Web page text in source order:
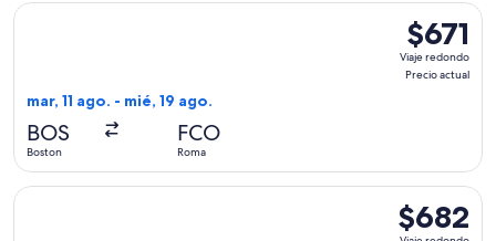
$671
Viaje
redondo,
$671
Viaje redondo
Precio actual
mar, 11 ago. - mié, 19 ago.
BOS
Boston
FCO
Roma
Seleccionar vuelo de Delta, con salida el mar, 11 ago.
$682
Viaje
$682
Seleccionar vuelo de Brussels Airlines, con salida el mié,